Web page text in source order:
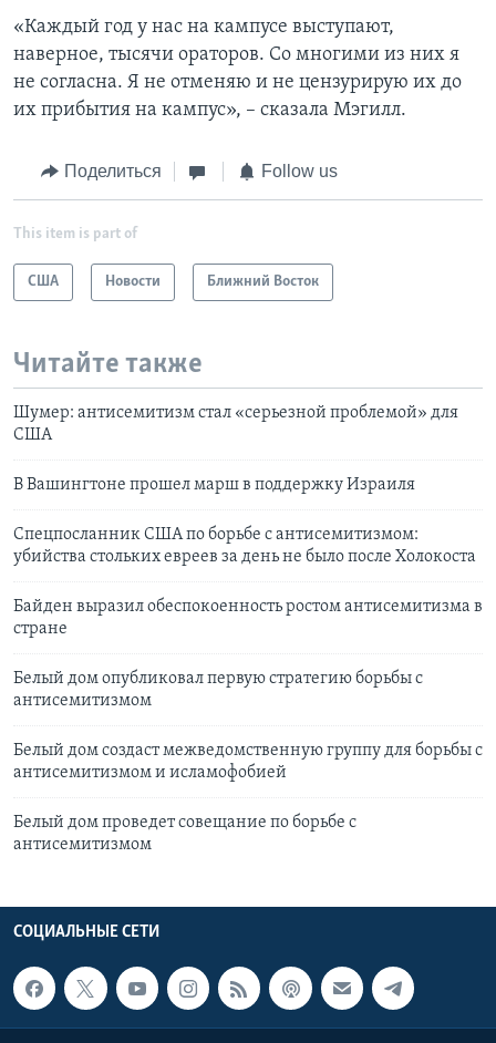
«Каждый год у нас на кампусе выступают,
наверное, тысячи ораторов. Со многими из них я
не согласна. Я не отменяю и не цензурирую их до
их прибытия на кампус», – сказала Мэгилл.
Поделиться Follow us
This item is part of
США Новости Ближний Восток
Читайте также
Шумер: антисемитизм стал «серьезной проблемой» для
США
В Вашингтоне прошел марш в поддержку Израиля
Спецпосланник США по борьбе с антисемитизмом:
убийства стольких евреев за день не было после Холокоста
Байден выразил обеспокоенность ростом антисемитизма в
стране
Белый дом опубликовал первую стратегию борьбы с
антисемитизмом
Белый дом создаст межведомственную группу для борьбы с
антисемитизмом и исламофобией
Белый дом проведет совещание по борьбе с
антисемитизмом
СОЦИАЛЬНЫЕ СЕТИ